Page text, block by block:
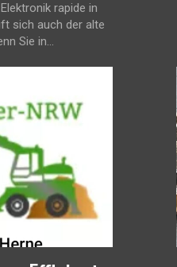
rapide in
sich auch der alte
Sie in...